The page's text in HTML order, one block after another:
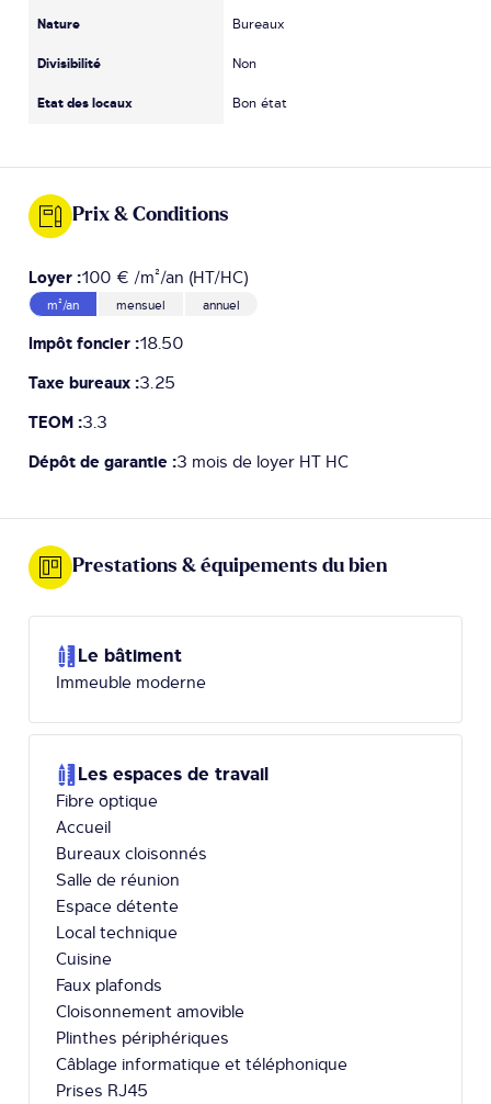
Nature
Divisibilité
Etat des locaux
Bureaux
Non
Bon état
Prix & Conditions
Loyer :100 € /m²/an (HT/HC)
m²/an mensuel annuel
Impôt foncier :18.50
Taxe bureaux :3.25
TEOM :3.3
Dépôt de garantie :3 mois de loyer HT HC
Prestations & équipements du bien
Le bâtiment
Immeuble moderne
Les espaces de travail
Fibre optique
Accueil
Bureaux cloisonnés
Salle de réunion
Espace détente
Local technique
Cuisine
Faux plafonds
Cloisonnement amovible
Plinthes périphériques
Câblage informatique et téléphonique
Prises RJ45